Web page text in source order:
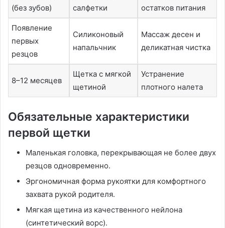
(без зубов)
салфетки
остатков питания
Появление
первых
резцов
Силиконовый
напальчник
Массаж десен и
деликатная чистка
8–12 месяцев
Щетка с мягкой
щетиной
Устранение
плотного налета
Обязательные характеристики
первой щетки
Маленькая головка, перекрывающая не более двух
резцов одновременно․
Эргономичная форма рукоятки для комфортного
захвата рукой родителя․
Мягкая щетина из качественного нейлона
(синтетический ворс)․